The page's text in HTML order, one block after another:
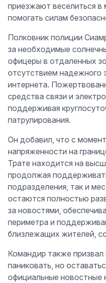
приезжают веселиться в
помогать силам
Полковник полиции
за необходимые
офицеры в отдаленных
отсутствием надежного
интернета.
средства связи и
поддерживая
патрулирования.
Он добавил, что с
напряженности на
Трате находится на
продолжая
подразделения, так и
остаются полностью
за новостями,
периметра и
близлежащих жителей,
Командир также
паниковать, но
официальные новостные